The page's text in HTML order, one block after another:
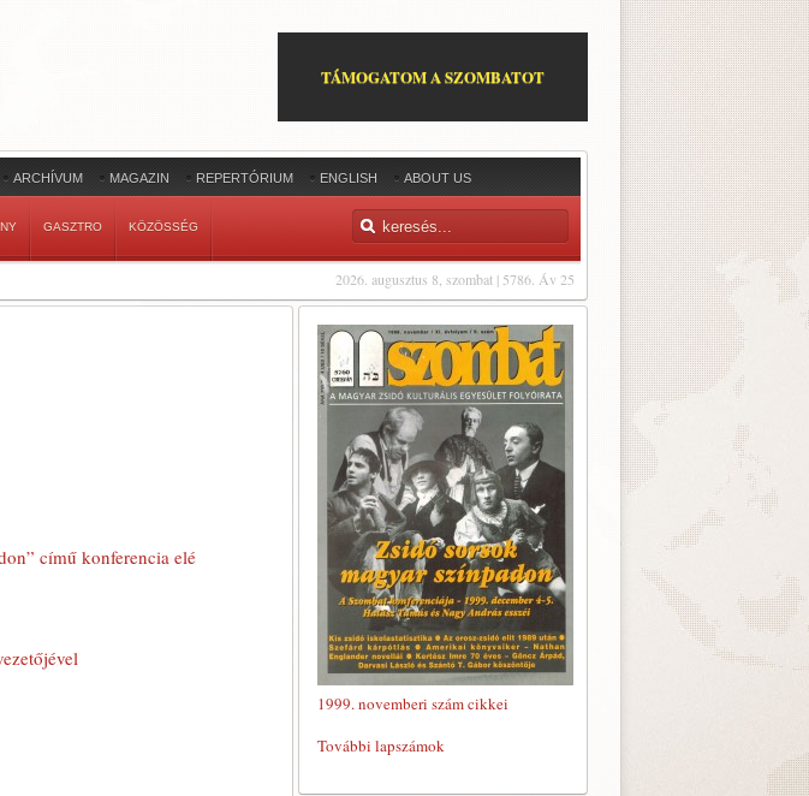
TÁMOGATOM A SZOMBATOT
ARCHÍVUM MAGAZIN REPERTÓRIUM ENGLISH ABOUT US
GASZTRO KÖZÖSSÉG
2026. augusztus 8, szombat | 5786. Áv 25
című konferencia elé
1999. novemberi szám cikkei
További lapszámok